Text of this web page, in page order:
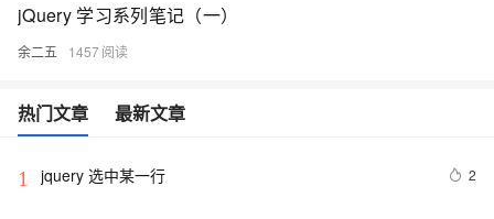
jQuery 学习系列笔记（一）
余二五 1457
热门文章 最新文章
1 jquery 选中某一行 2